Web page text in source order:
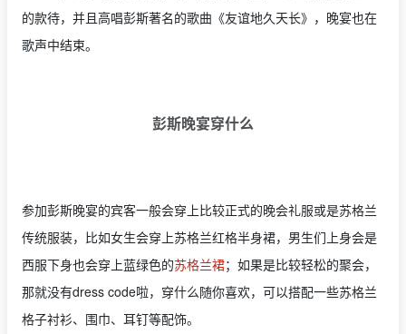
的款待，并且高唱彭斯著名的歌曲《友谊地久天长》，晚宴也在
歌声中结束。
彭斯晚宴穿什么
参加彭斯晚宴的宾客一般会穿上比较正式的晚会礼服或是苏格兰
传统服装，比如女生会穿上苏格兰红格半身裙，男生们上身会是
西服下身也会穿上蓝绿色的苏格兰裙；如果是比较轻松的聚会，
那就没有dress code啦，穿什么随你喜欢，可以搭配一些苏格兰
格子衬衫、围巾、耳钉等配饰。